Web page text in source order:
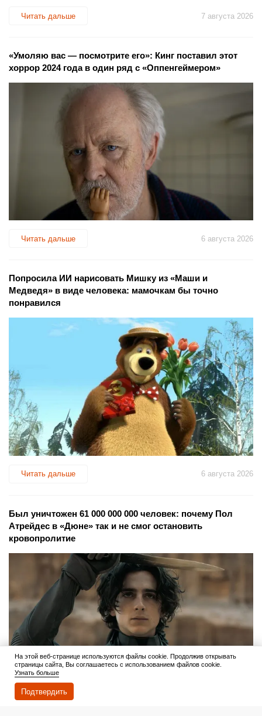
Читать дальше 7 августа 2026
«Умоляю вас — посмотрите его»: Кинг поставил этот
хоррор 2024 года в один ряд с «Оппенгеймером»
Читать дальше 6 августа 2026
Попросила ИИ нарисовать Мишку из «Маши и
Медведя» в виде человека: мамочкам бы точно
понравился
Читать дальше 6 августа 2026
Был уничтожен 61 000 000 000 человек: почему Пол
Атрейдес в «Дюне» так и не смог остановить
кровопролитие
На этой веб-странице используются файлы cookie. Продолжив открывать
страницы сайта, Вы соглашаетесь с использованием файлов cookie.
Узнать больше
Подтвердить